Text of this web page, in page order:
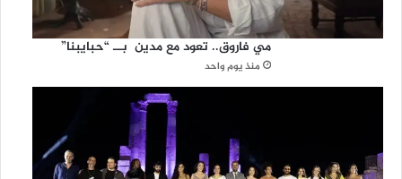
مي فاروق.. تعود مع مدين بــ “حبايبنا”
منذ يوم واحد